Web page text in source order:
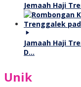
Jemaah Haji
Jamaah Haji
D…
Unik